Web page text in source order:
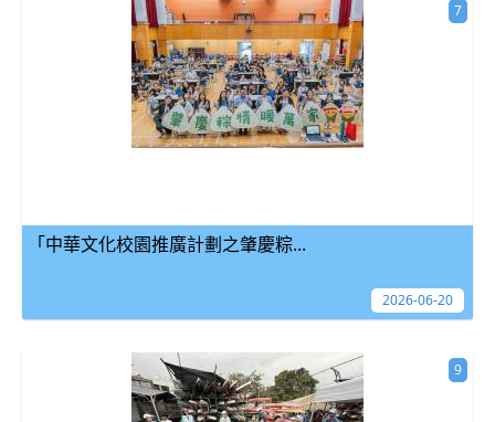
「中華文化校園推廣計劃之肇慶粽...
7
2026-06-20
9